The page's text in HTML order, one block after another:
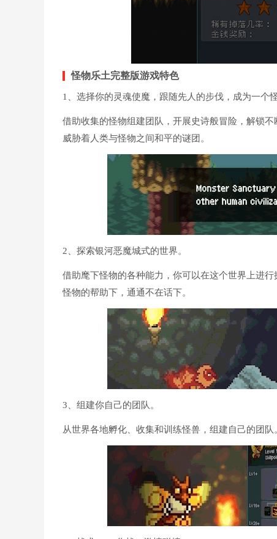
怪物乐土完整版游戏特色
1、选择你的灵魂使魔，跟随先人的步伐，成为一个
借助收集的怪物组建团队，开展史诗般冒险，解锁
威胁着人类与怪物之间和平的谜团。
2、探索银河恶魔城式的世界。
借助麾下怪物的各种能力，你可以在这个世界上进
怪物的帮助下，通通不在话下。
3、组建你自己的团队。
从世界各地孵化、收集和训练怪兽，组建自己的团